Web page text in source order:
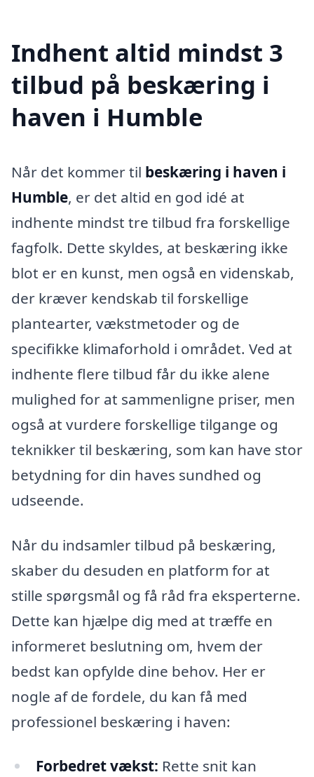
Indhent altid mindst 3
tilbud på beskæring i
haven i Humble
Når det kommer til beskæring i haven i
Humble, er det altid en god idé at
indhente mindst tre tilbud fra forskellige
fagfolk. Dette skyldes, at beskæring ikke
blot er en kunst, men også en videnskab,
der kræver kendskab til forskellige
plantearter, vækstmetoder og de
specifikke klimaforhold i området. Ved at
indhente flere tilbud får du ikke alene
mulighed for at sammenligne priser, men
også at vurdere forskellige tilgange og
teknikker til beskæring, som kan have stor
betydning for din haves sundhed og
udseende.
Når du indsamler tilbud på beskæring,
skaber du desuden en platform for at
stille spørgsmål og få råd fra eksperterne.
Dette kan hjælpe dig med at træffe en
informeret beslutning om, hvem der
bedst kan opfylde dine behov. Her er
nogle af de fordele, du kan få med
professionel beskæring i haven:
Forbedret vækst: Rette snit kan